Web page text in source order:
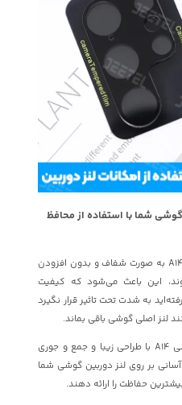
شما با استفاده از محافظ
بسیاری از محافظ لنز دوربین گوشی A14 به صورت شفاف و بدون افزودن
این باعث می‌شود که کیفیت
به شدت تحت تاثیر قرار نگیرد
لنز اصلی گوشی باقی بماند.
اکثر محافظ لنز دوربین گوشی گلکسی A14 با طراحی زیبا و جمع و جوری
بر روی لنز دوربین گوشی شما
حفاظت را ارائه دهند.